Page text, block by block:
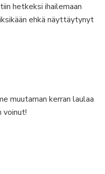
hetkeksi ihailemaan
ehkä näyttäytynyt
muutaman kerran laulaa
voinut!